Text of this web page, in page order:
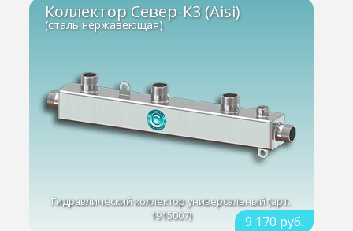
9 170 руб.
Коллектор Север-К3 (Aisi)
(сталь нержавеющая)
Гидравлический коллектор универсальный (арт.
1915007)